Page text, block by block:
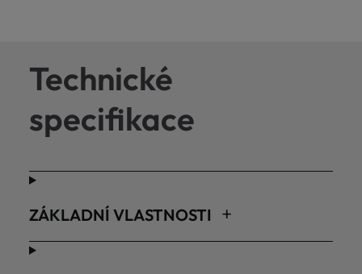
Technické
specifikace
ZÁKLADNÍ VLASTNOSTI